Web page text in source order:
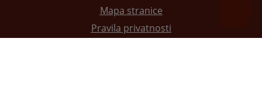
Mapa stranice
Pravila privatnosti